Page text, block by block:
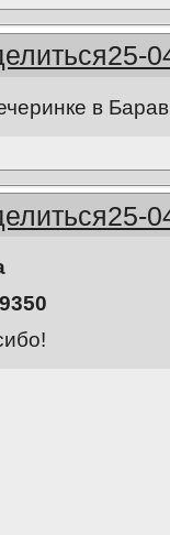
25-
в
25-